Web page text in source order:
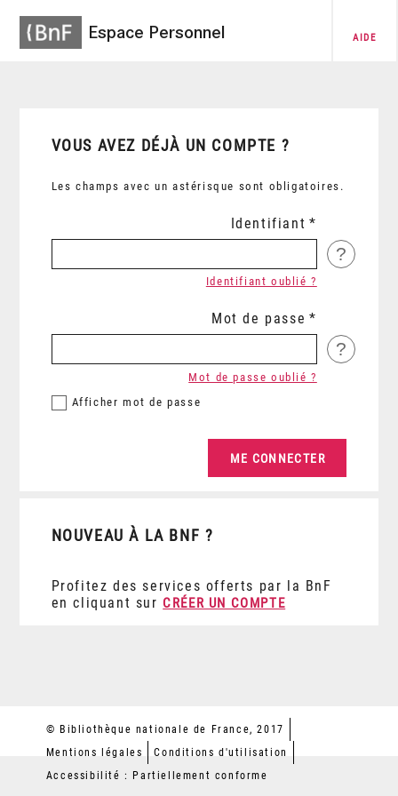
Espace Personnel AIDE
VOUS AVEZ DÉJÀ UN COMPTE ?
Les champs avec un astérisque sont obligatoires.
Identifiant
?
Identifiant oublié ?
Mot de passe
?
Afficher mot de passe
Mot de passe oublié ?
NOUVEAU À LA BNF ?
Profitez des services offerts par la BnF
en cliquant sur CRÉER UN COMPTE
© Bibliothèque nationale de France, 2017
Mentions légales
Conditions d'utilisation
Accessibilité : Partiellement conforme